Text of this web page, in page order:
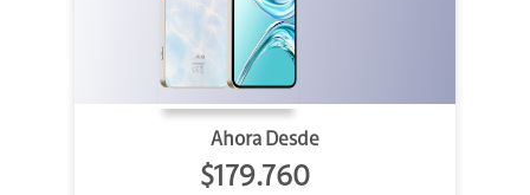
Ahora Desde
$179.760